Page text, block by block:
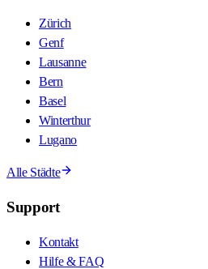
Zürich
Genf
Lausanne
Bern
Basel
Winterthur
Lugano
Alle Städte
Support
Kontakt
Hilfe & FAQ